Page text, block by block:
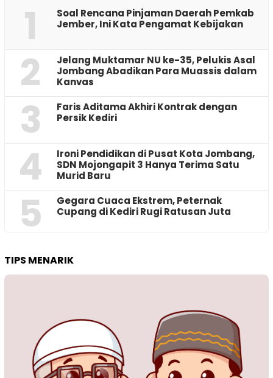
1
‎Soal Rencana Pinjaman Daerah Pemkab
Jember, Ini Kata Pengamat Kebijakan ‎
2
Jelang Muktamar NU ke-35, Pelukis Asal
Jombang Abadikan Para Muassis dalam
Kanvas
3
Faris Aditama Akhiri Kontrak dengan
Persik Kediri
4
Ironi Pendidikan di Pusat Kota Jombang,
SDN Mojongapit 3 Hanya Terima Satu
Murid Baru
5
‎Gegara Cuaca Ekstrem, Peternak
Cupang di Kediri Rugi Ratusan Juta
TIPS MENARIK